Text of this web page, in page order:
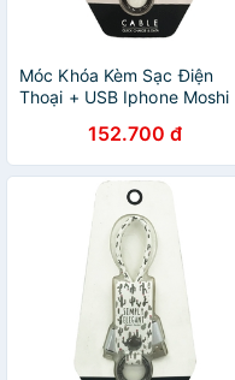
Móc Khóa Kèm Sạc Điện
Thoại + USB Iphone Moshi
152.700 đ